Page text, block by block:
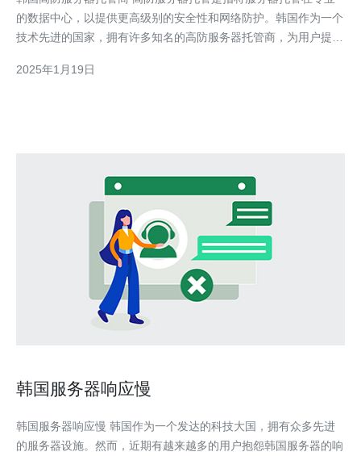
的数据中心，以提供更高级别的安全性和网络防护。韩国作为一个
技术先进的国家，拥有许多知名的高防服务器托管商，为用户提供
2025年1月19日
韩国服务器响应慢
韩国服务器响应慢 韩国作为一个发达的科技大国，拥有众多先进
的服务器设施。然而，近期有越来越多的用户抱怨韩国服务器的响